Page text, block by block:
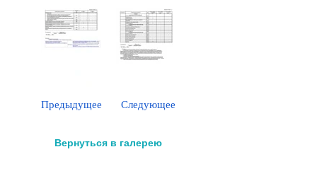
Предыдущее Следующее
Вернуться в галерею